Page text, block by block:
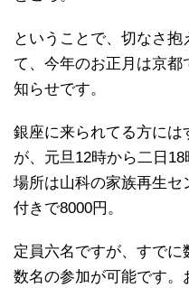
ということで、切なさ
て、今年のお正月は京
知らせです。
銀座に来られてる方には
が、元旦12時から二日18
場所は山科の家族再生
付きで8000円。
定員六名ですが、すでに
数名の参加が可能です。